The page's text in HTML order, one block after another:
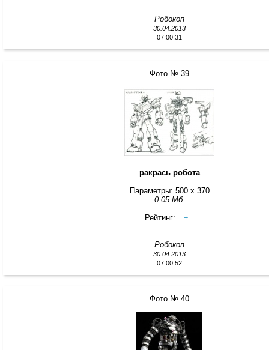
Робокоп
30.04.2013
07:00:31
Фото № 39
ракрась робота
Параметры: 500 x 370
0.05 Мб.
Рейтинг:
±
Робокоп
30.04.2013
07:00:52
Фото № 40